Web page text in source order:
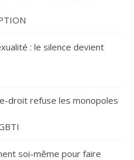
: le silence devient
droit refuse les monopoles
soi-même pour faire